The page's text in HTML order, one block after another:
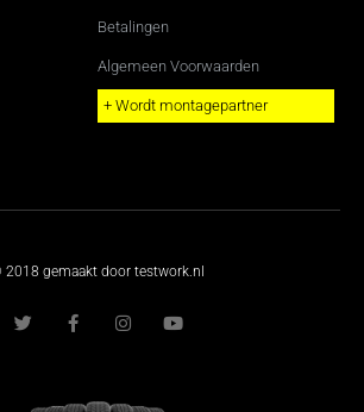
Betalingen
Algemeen Voorwaarden
+ Wordt montagepartner
2018 gemaakt door testwork.nl
w
i
a
c
o
n
s
r
o
u